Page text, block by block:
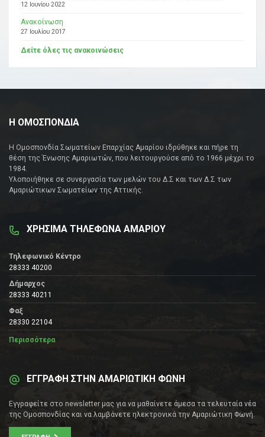
12 Ιουνίου 2022
Ανακοίνωση
27 Ιουλίου 2017
Δείτε όλες τις ανακοινώσεις
Η ΟΜΟΣΠΟΝΔΙΑ
Η Ομοσπονδία Σωματείων Επαρχίας Αμαρίου ιδρύθηκε και πήρε τη
θέση της Ένωσης Αμαριωτών, που λειτουργούσε από το 1966 μέχρι το
1984.
Υλοποιήθηκε σε συνεργασία των μελών του Δ.Σ και των Δ.Σ των
Αμαριώτικων Σωματείων της Αττικής.
ΧΡΗΣΙΜΑ ΤΗΛΕΦΩΝΑ ΑΜΑΡΙΟΥ
Τηλεφωνικό Κέντρο
28333 40200
Δήμαρχος
28333 40211
Φαξ
28330 22104
Περισσότερα
ΕΓΓΡΑΦΗ ΣΤΗΝ ΑΜΑΡΙΩΤΙΚΗ ΦΩΝΗ
Εγγραφείτε στο newsletter μας για να μαθαίνετε άμεσα τα τελευταία νέα
της Ομοσπονδίας και να λαμβάνετε ηλεκτρονικά την Αμαριώτικη Φωνή.